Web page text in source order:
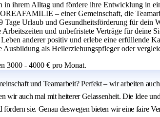
in ihrem Alltag und fördere ihre Entwicklung in
– einer Gemeinschaft, die
Tage Urlaub und Gesundheitsförderung für dein
Arbeitszeiten und unbefristete Verträge für deine
Leben anderer positiv und erlebe eine erfüllende
Ausbildung als Heilerziehungspfleger oder
3000 - 4000 € pro Monat.
und Teamarbeit? Perfekt – wir arbeiten
wir auch mal mit heiterer Gelassenheit. Die Idee
fördern sie. Genau deswegen bieten wir eine faire